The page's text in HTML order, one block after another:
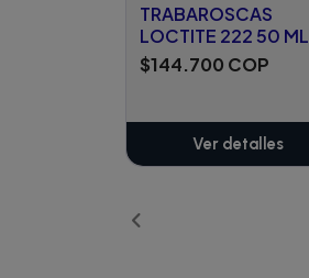
TRABAROSCAS
LOCTITE 222 50 ML
$144.700 COP
Ver detalles